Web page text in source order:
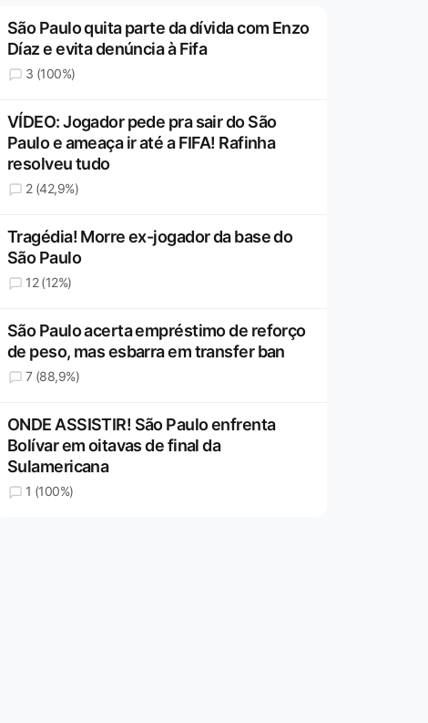
São Paulo quita parte da dívida com Enzo
Díaz e evita denúncia à Fifa
3 (100%)
VÍDEO: Jogador pede pra sair do São
Paulo e ameaça ir até a FIFA! Rafinha
resolveu tudo
2 (42,9%)
Tragédia! Morre ex-jogador da base do
São Paulo
12 (12%)
São Paulo acerta empréstimo de reforço
de peso, mas esbarra em transfer ban
7 (88,9%)
ONDE ASSISTIR! São Paulo enfrenta
Bolívar em oitavas de final da
Sulamericana
1 (100%)